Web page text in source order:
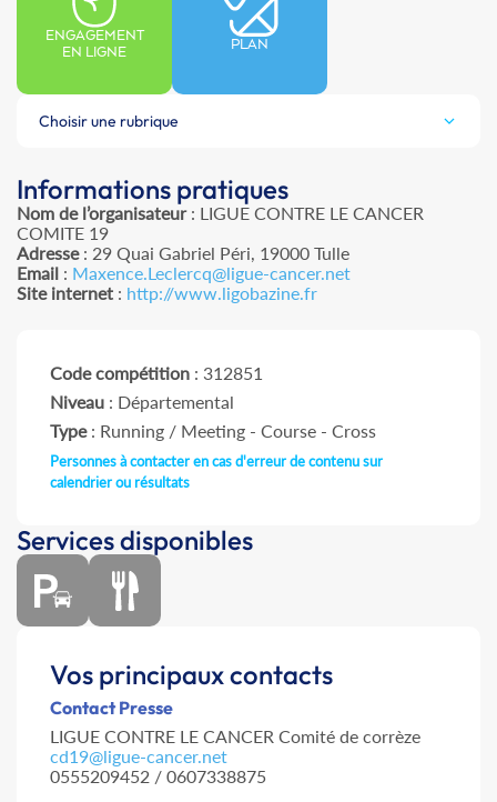
ENGAGEMENT
EN LIGNE
PLAN
Choisir une rubrique
Informations pratiques
Nom de l’organisateur: LIGUE CONTRE LE CANCER
COMITE 19
Adresse: 29 Quai Gabriel Péri, 19000 Tulle
Email : Maxence.Leclercq@ligue-cancer.net
Site internet : http://www.ligobazine.fr
Code compétition : 312851
Niveau : Départemental
Type: Running / Meeting - Course - Cross
Personnes à contacter en cas d'erreur de contenu sur
calendrier ou résultats
Services disponibles
Vos principaux contacts
Contact Presse
LIGUE CONTRE LE CANCER Comité de corrèze
cd19@ligue-cancer.net
0555209452 / 0607338875